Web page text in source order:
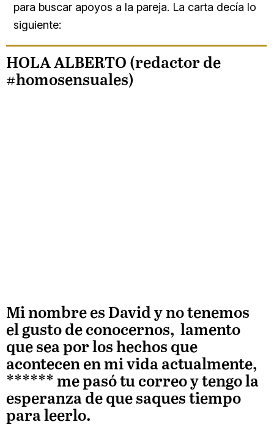
para buscar apoyos a la pareja. La carta decía lo
siguiente:
HOLA ALBERTO (redactor de
#homosensuales)
Mi nombre es David y no tenemos
el gusto de conocernos, lamento
que sea por los hechos que
acontecen en mi vida actualmente,
****** me pasó tu correo y tengo la
esperanza de que saques tiempo
para leerlo.